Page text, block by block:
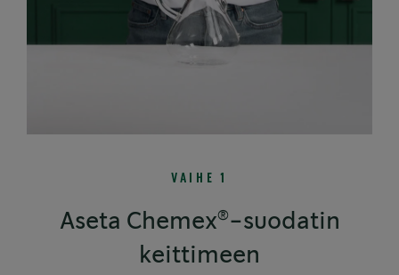
VAIHE 1
Aseta Chemex® -suodatin
keittimeen